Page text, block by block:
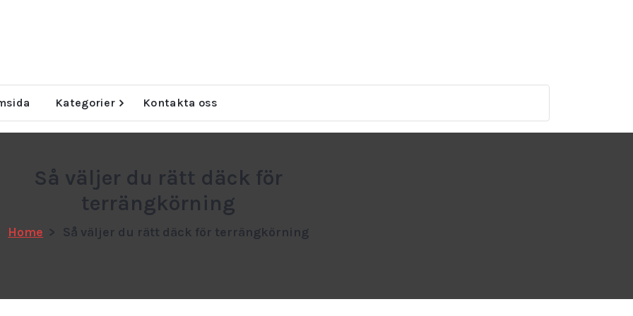
Kategorier Kontakta oss
Så väljer du rätt däck för
terrängkörning
Home > Så väljer du rätt däck för terrängkörning